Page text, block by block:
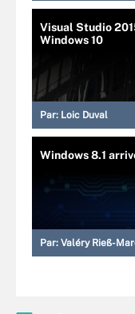
Visual Studio
Windows 10
Par: Loic Duval
Windows 8.1
Par: Valéry Rieß-